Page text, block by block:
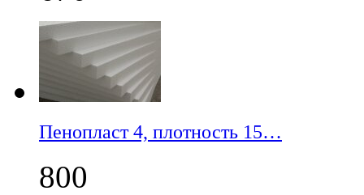
Пенопласт 4, плотность 15…
800